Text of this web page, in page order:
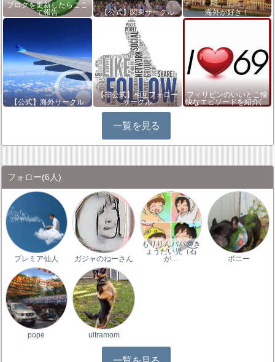
ブログを更新したらここ
で報告
【公式】関東サークル 海外が好き！
【公式】海外サークル
【非公式】相互フォロー
サークル
フィリピンのいいとこ愉
快なエピソードを紹介(…
一覧を見る
フォロー(6人)
プレミア仙人 ガジャのねーさん
もりりんパパ@き
ょうだい児（石
が…
ボニー
pope ultramom